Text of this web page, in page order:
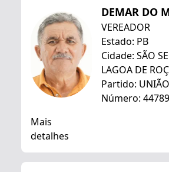
DEMAR DO
VEREADOR
Estado: PB
Cidade: SÃO
LAGOA DE
Partido: UNIÃO
Número: 44789
Mais
detalhes